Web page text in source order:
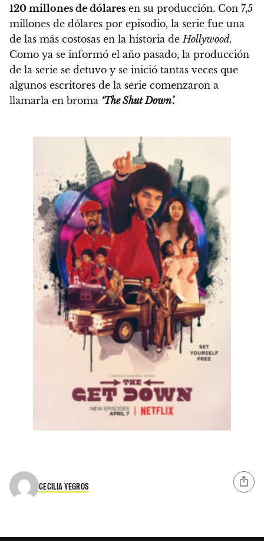
120 millones de dólares en su producción. Con 7,5
millones de dólares por episodio, la serie fue una
de las más costosas en la historia deHollywood.
Como ya se informó el año pasado, la producción
de la serie se detuvo y se inició tantas veces que
algunos escritores de la serie comenzaron a
llamarla en broma ‘The Shut Down’.
CECILIA YEGROS